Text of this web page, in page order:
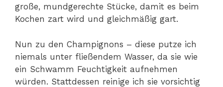
große, mundgerechte Stücke, damit es beim
Kochen zart wird und gleichmäßig gart.
Nun zu den Champignons – diese putze ich
niemals unter fließendem Wasser, da sie wie
ein Schwamm Feuchtigkeit aufnehmen
würden. Stattdessen reinige ich sie vorsichtig